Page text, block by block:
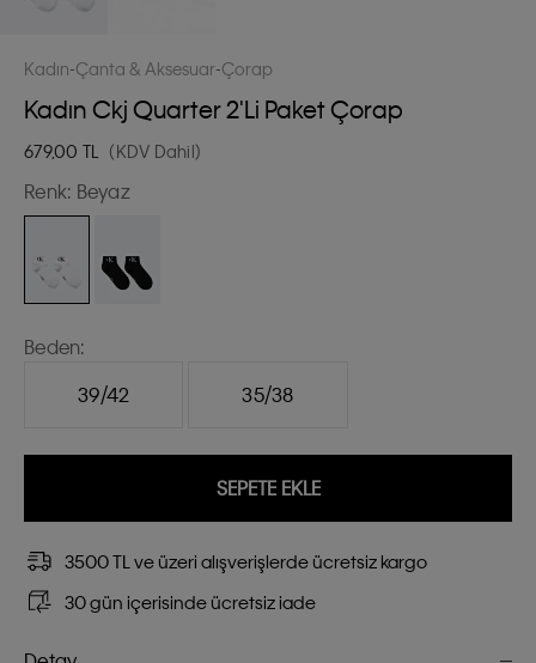
Kadın Çanta & Aksesuar Çorap
Kadın Ckj Quarter 2'li Paket Çorap
679,00 TL (KDV Dahil)
Renk: Beyaz
Beden:
39/42
35/38
SEPETE EKLE
3500 TL ve üzeri alışverişlerde ücretsiz kargo
30 gün içerisinde ücretsiz iade